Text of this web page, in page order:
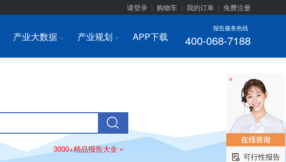
请登录 购物车 我的订单 免费注册
报告服务热线
400-068-7188
产业大数据 I 产业规划 I APP下载
3000+精品报告大全 »
×
可行性报告